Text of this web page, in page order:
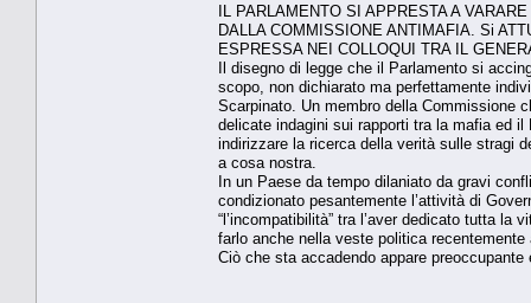
IL PARLAMENTO SI APPRESTA A
DALLA COMMISSIONE ANTIMAFIA. Si
ESPRESSA NEI COLLOQUI TRA IL
Il disegno di legge che il Parlamento si
scopo, non dichiarato ma perfettamente
Scarpinato. Un membro della Commissione
delicate indagini sui rapporti tra la mafia ed
indirizzare la ricerca della verità sulle stragi
a cosa nostra.
In un Paese da tempo dilaniato da gravi
condizionato pesantemente l’attività di
“l’incompatibilità” tra l’aver dedicato tutta
farlo anche nella veste politica recentemente
Ciò che sta accadendo